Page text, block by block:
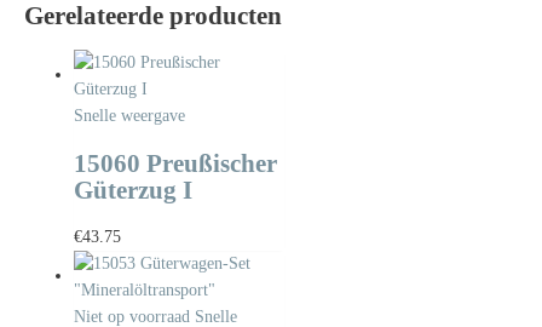
Gerelateerde producten
Snelle weergave
15060 Preußischer
Güterzug I
€43.75
Niet op voorraad Snelle